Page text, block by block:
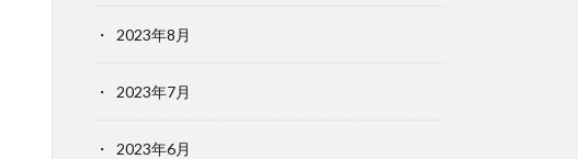
2023年8月
2023年7月
2023年6月